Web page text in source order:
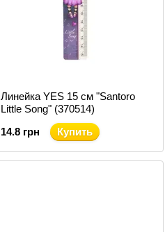
Линейка YES 15 см "Santoro
Little Song" (370514)
14.8 грн
Купить